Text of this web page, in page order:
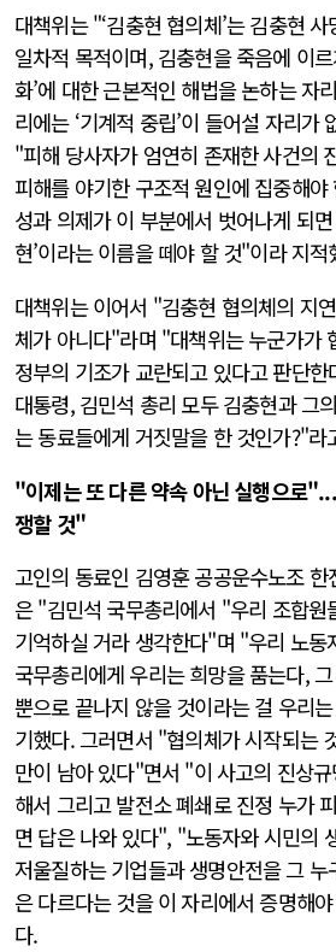
대책위는 "‘김충현 협의체’는 김충현
일차적 목적이며, 김충현을 죽음에 이
화’에 대한 근본적인 해법을 논하는 자
리에는 ‘기계적 중립’이 들어설 자리가
"피해 당사자가 엄연히 존재한 사건의
피해를 야기한 구조적 원인에 집중해
성과 의제가 이 부분에서 벗어나게 되
현’이라는 이름을 떼야 할 것"이라 지적
대책위는 이어서 "김충현 협의체의 지
체가 아니다"라며 "대책위는 누군가가
정부의 기조가 교란되고 있다고 판단
대통령, 김민석 총리 모두 김충현과 그
는 동료들에게 거짓말을 한 것인가?"라
"이제는 또 다른 약속 아닌 실행으로
쟁할 것"
고인의 동료인 김영훈 공공운수노조
은 "김민석 국무총리에서 "우리 조합원
기억하실 거라 생각한다"며 "우리 노동
국무총리에게 우리는 희망을 품는다,
뿐으로 끝나지 않을 것이라는 걸 우리
기했다. 그러면서 "협의체가 시작되는
만이 남아 있다"면서 "이 사고의 진상
해서 그리고 발전소 폐쇄로 진정 누가
면 답은 나와 있다", "노동자와 시민의
저울질하는 기업들과 생명안전을 그
은 다르다는 것을 이 자리에서 증명해
다.